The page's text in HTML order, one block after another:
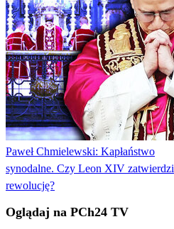
Paweł Chmielewski: Kapłaństwo
synodalne. Czy Leon XIV zatwierdzi
rewolucję?
Oglądaj na PCh24 TV